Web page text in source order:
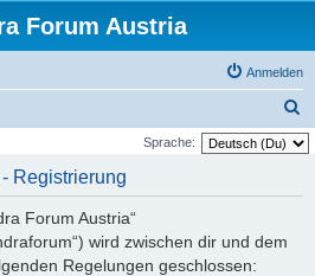
Forum Austria
Anmelden
u
Sprache:
Registrierung
Forum Austria“
wird zwischen dir und dem
Regelungen geschlossen: